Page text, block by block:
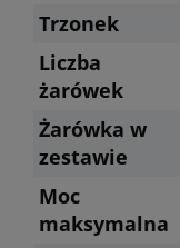
Trzonek
Liczba
żarówek
Żarówka w
zestawie
Moc
maksymalna